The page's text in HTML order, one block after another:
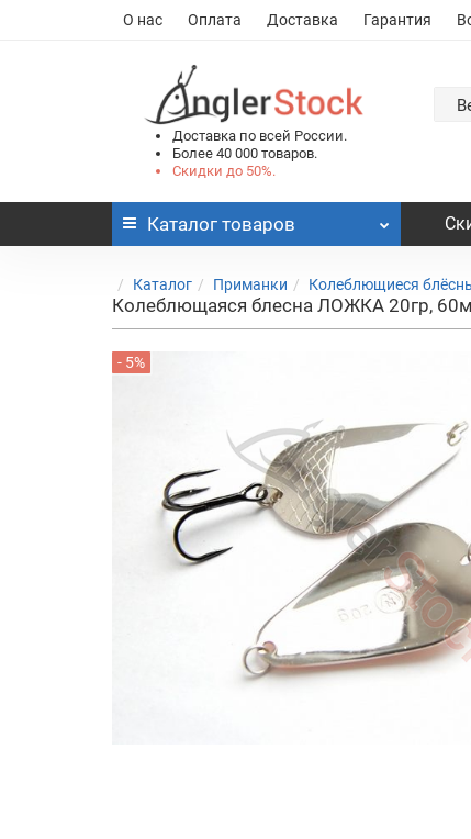
О нас Оплата Доставка Гарантия
Доставка по всей России.
Более 40 000 товаров.
Скидки до 50%.
Каталог товаров
Каталог Приманки Колеблющиеся
Колеблющаяся блесна ЛОЖКА 20гр,
- 5%